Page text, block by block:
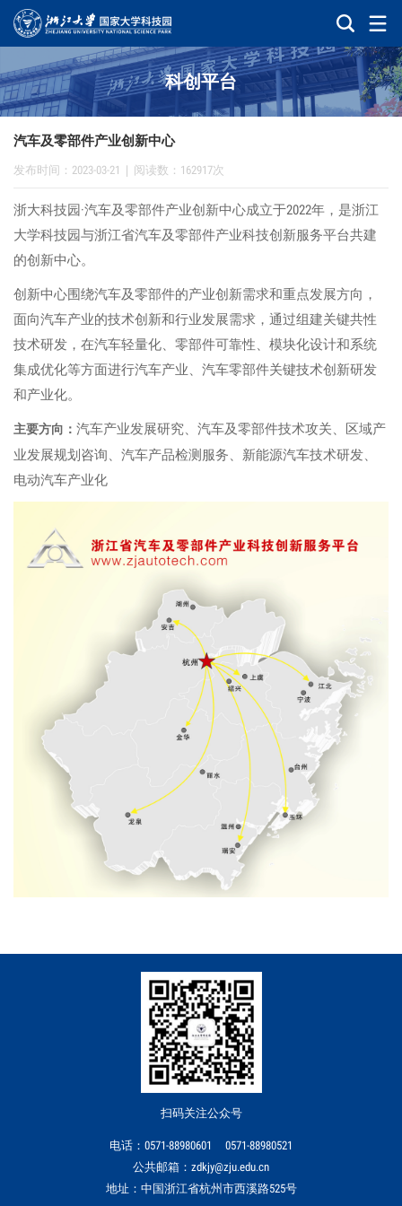
科创平台
汽车及零部件产业创新中心
发布时间：2023-03-21 阅读数：162917次
浙大科技园 ·汽车及零部件产业创新中心成立于2022年，是浙江
大学科技园与浙江省汽车及零部件产业科技创新服务平台共建
的创新中心。
创新中心围绕汽车及零部件的产业创新需求和重点发展方向，
面向汽车产业的技术创新和行业发展需求，通过组建关键共性
技术研发，在汽车轻量化、零部件可靠性、模块化设计和系统
集成优化等方面进行汽车产业、汽车零部件关键技术创新研发
和产业化。
主要方向： 汽车产业发展研究、汽车及零部件技术攻关、区域产
业发展规划咨询、汽车产品检测服务、新能源汽车技术研发、
电动汽车产业化
扫码关注公众号
电话：0571-88980601 0571-88980521
公共邮箱：zdkjy@zju.edu.cn
地址：中国浙江省杭州市西溪路525号